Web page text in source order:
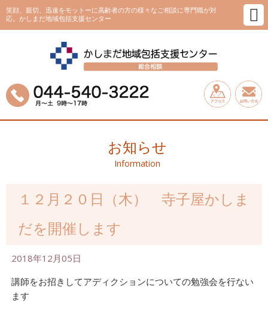
笑顔、親切、迅速をモットーに高齢者の方の様々なご相談に専門職が対
応。かしまだ地域包括支援センター
お知らせ
Information
１２月２０日（木） 寺子屋かしま
だを開催します
2018年12月05日
講師をお招きしてアディクションについての勉強会を行ない
ます